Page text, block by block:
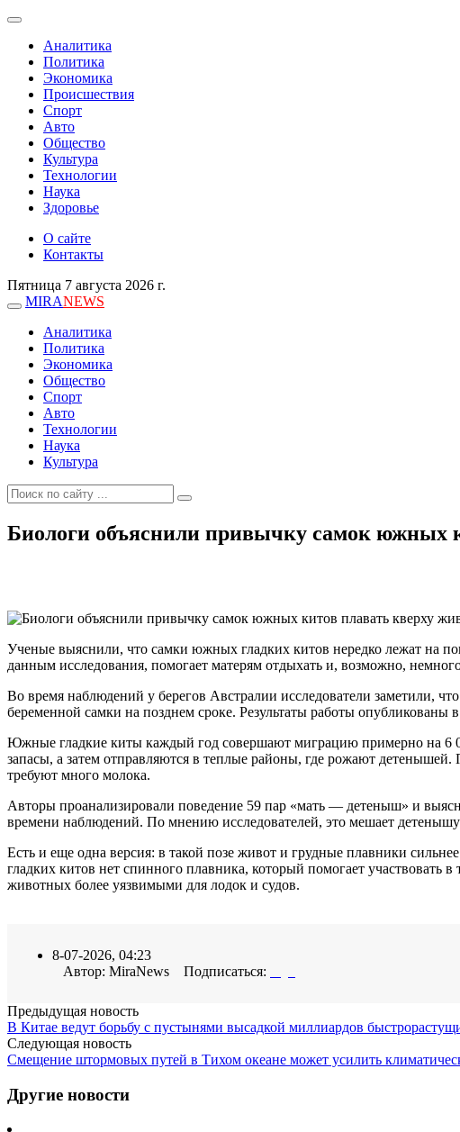
Аналитика
Политика
Экономика
Происшествия
Спорт
Авто
Общество
Культура
Технологии
Наука
Здоровье
О сайте
Контакты
Пятница 7 августа 2026 г.
MIRANEWS
Аналитика
Политика
Экономика
Общество
Спорт
Авто
Технологии
Наука
Культура
Биологи объяснили привычку самок южных
Ученые выяснили, что самки южных гладких китов нередко лежат на
данным исследования, помогает матерям отдыхать и, возможно,
Во время наблюдений у берегов Австралии исследователи заметили,
беременной самки на позднем сроке. Результаты работы опубликованы
Южные гладкие киты каждый год совершают миграцию примерно на 6
запасы, а затем отправляются в теплые районы, где рожают
требуют много молока.
Авторы проанализировали поведение 59 пар «мать — детеныш» и
времени наблюдений. По мнению исследователей, это мешает
Есть и еще одна версия: в такой позе живот и грудные плавники
гладких китов нет спинного плавника, который помогает участвовать
животных более уязвимыми для лодок и судов.
8-07-2026, 04:23
Автор: MiraNews Подписаться:
Предыдущая новость
В Китае ведут борьбу с пустынями высадкой миллиардов
Следующая новость
Смещение штормовых путей в Тихом океане может усилить
Другие новости